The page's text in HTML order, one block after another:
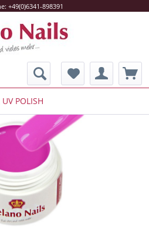
+49(0)6341-898391
POLISH